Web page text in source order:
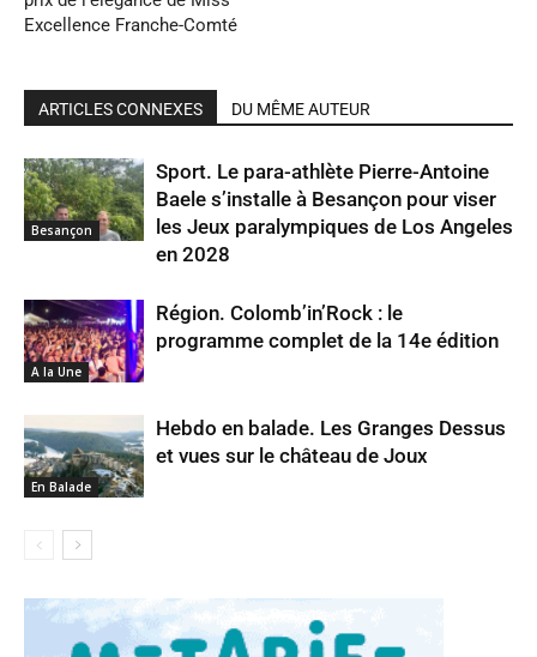
Excellence Franche-Comté
ARTICLES CONNEXES DU MÊME AUTEUR
Besançon
Sport. Le para-athlète Pierre-Antoine
Baele s’installe à Besançon pour viser
les Jeux paralympiques de Los Angeles
en 2028
A la Une
Région. Colomb’in’Rock : le
programme complet de la 14e édition
En Balade
Hebdo en balade. Les Granges Dessus
et vues sur le château de Joux